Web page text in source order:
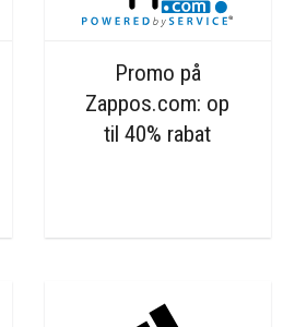
Promo på
Zappos.com: op
til 40% rabat